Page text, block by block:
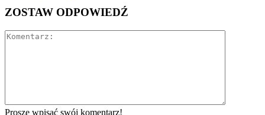
ZOSTAW ODPOWIEDŹ
Proszę wpisać swój komentarz!